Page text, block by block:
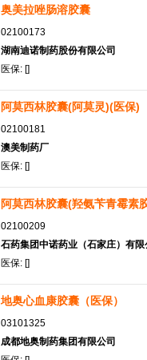
奥美拉唑肠溶胶囊
02100173
湖南迪诺制药股份有限公司
医保: []
阿莫西林胶囊(阿莫灵)(医保)
02100181
澳美制药厂
医保: []
阿莫西林胶囊(羟氨苄青霉素
02100209
石药集团中诺药业（石家庄）有限
医保: []
地奥心血康胶囊（医保）
03101325
成都地奥制药集团有限公司